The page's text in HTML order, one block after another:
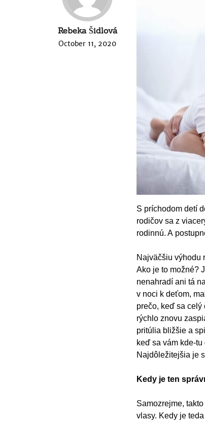
Rebeka Šidlová
October 11, 2020
S príchodom detí
rodičov sa z
rodinnú. A
Najväčšiu výhodu
Ako je to možné?
nenahradí ani tá
v noci k deťom,
prečo, keď sa celý
rýchlo znovu
pritúlia bližšie a
keď sa vám kde-
Najdôležitejšia je
Kedy je ten
Samozrejme,
vlasy. Kedy je